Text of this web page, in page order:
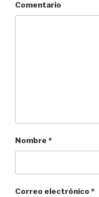
Comentario
Nombre *
Correo electrónico *